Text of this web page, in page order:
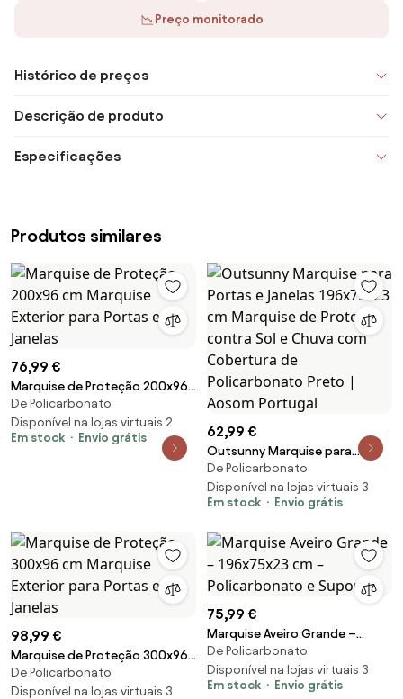
Preço monitorado
Histórico de preços
Descrição de produto
Especificações
Produtos similares
76,99 €
Marquise de Proteção 200x96
cm Marquise Exterior para
Portas e Janelas
De Policarbonato
Disponível na lojas virtuais 2
Em stock
Envio grátis 62,99 €
Outsunny Marquise para
Portas e Janelas 196x75x23 cm
Marquise de Proteção contra
Sol e Chuva com Cobertura de
Portugal
De Policarbonato
Disponível na lojas virtuais 3
Em stock
Envio grátis
98,99 €
Marquise de Proteção 300x96
cm Marquise Exterior para
Portas e Janelas
De Policarbonato
Disponível na lojas virtuais 3
75,99 €
Marquise Aveiro Grande –
196x75x23 cm – Policarbonato
e Suportes
De Policarbonato
Disponível na lojas virtuais 3
Em stock
Envio grátis